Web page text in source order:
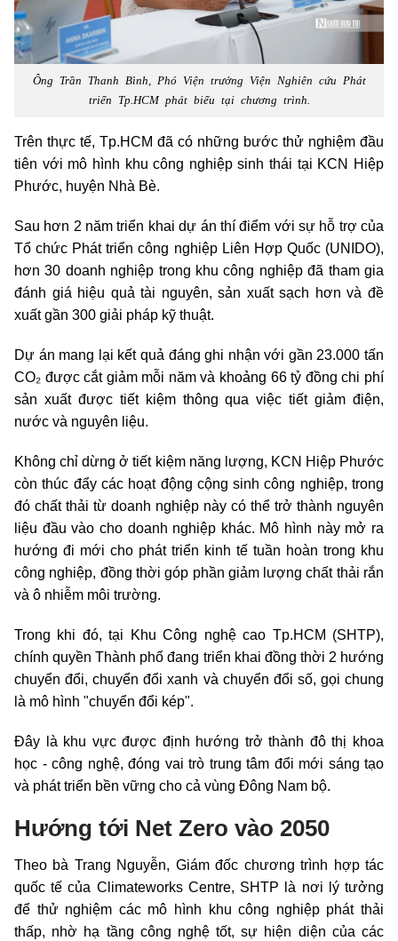
Ông Trần Thanh Bình, Phó Viện trưởng Viện Nghiên cứu Phát
triển Tp.HCM phát biểu tại chương trình.
Trên thực tế, Tp.HCM đã có những bước thử nghiệm đầu
tiên với mô hình khu công nghiệp sinh thái tại KCN Hiệp
Phước, huyện Nhà Bè.
Sau hơn 2 năm triển khai dự án thí điểm với sự hỗ trợ của
Tổ chức Phát triển công nghiệp Liên Hợp Quốc (UNIDO),
hơn 30 doanh nghiệp trong khu công nghiệp đã tham gia
đánh giá hiệu quả tài nguyên, sản xuất sạch hơn và đề
xuất gần 300 giải pháp kỹ thuật.
Dự án mang lại kết quả đáng ghi nhận với gần 23.000 tấn
CO₂ được cắt giảm mỗi năm và khoảng 66 tỷ đồng chi phí
sản xuất được tiết kiệm thông qua việc tiết giảm điện,
nước và nguyên liệu.
Không chỉ dừng ở tiết kiệm năng lượng, KCN Hiệp Phước
còn thúc đẩy các hoạt động cộng sinh công nghiệp, trong
đó chất thải từ doanh nghiệp này có thể trở thành nguyên
liệu đầu vào cho doanh nghiệp khác. Mô hình này mở ra
hướng đi mới cho phát triển kinh tế tuần hoàn trong khu
công nghiệp, đồng thời góp phần giảm lượng chất thải rắn
và ô nhiễm môi trường.
Trong khi đó, tại Khu Công nghệ cao Tp.HCM (SHTP),
chính quyền Thành phố đang triển khai đồng thời 2 hướng
chuyển đổi, chuyển đổi xanh và chuyển đổi số, gọi chung
là mô hình "chuyển đổi kép".
Đây là khu vực được định hướng trở thành đô thị khoa
học - công nghệ, đóng vai trò trung tâm đổi mới sáng tạo
và phát triển bền vững cho cả vùng Đông Nam bộ.
Hướng tới Net Zero vào 2050
Theo bà Trang Nguyễn, Giám đốc chương trình hợp tác
quốc tế của Climateworks Centre, SHTP là nơi lý tưởng
để thử nghiệm các mô hình khu công nghiệp phát thải
thấp, nhờ hạ tầng công nghệ tốt, sự hiện diện của các